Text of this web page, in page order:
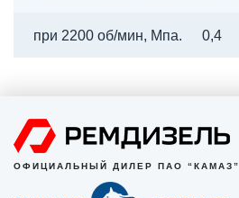
при 2200 об/мин, Мпа. 0,4
ОФИЦИАЛЬНЫЙ ДИЛЕР ПАО “КАМАЗ”